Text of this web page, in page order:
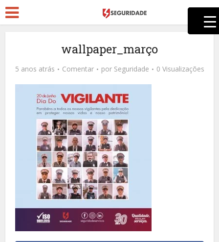
wallpaper_março
5 anos atrás Comentar por Seguridade 0 Visualizações